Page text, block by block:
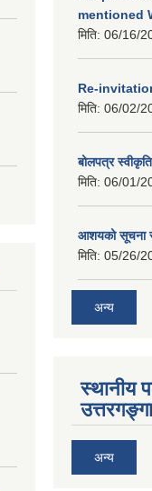
mentioned
मिति: 06/16/
Re-
मिति: 06/02/
बोलपत्र
मिति: 06/01/
आशयको सूचना
मिति: 05/26/
अन्य
स्थानीय
अन्य